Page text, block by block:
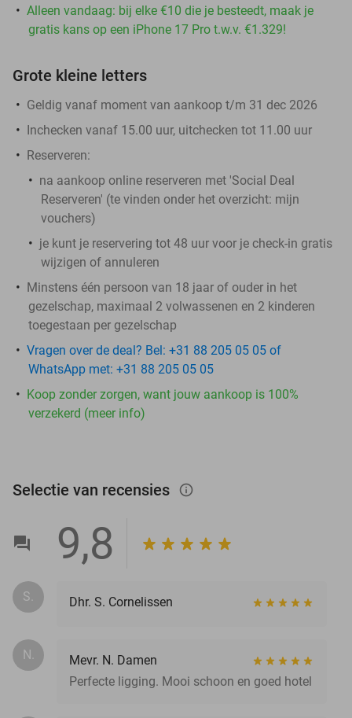
Alleen vandaag: bij elke €10 die je besteedt, maak je
gratis kans op een iPhone 17 Pro t.w.v. €1.329!
Grote kleine letters
Geldig vanaf moment van aankoop t/m 31 dec 2026
Inchecken vanaf 15.00 uur, uitchecken tot 11.00 uur
Reserveren:
na aankoop online reserveren met 'Social Deal
Reserveren' (te vinden onder het overzicht: mijn
vouchers)
je kunt je reservering tot 48 uur voor je check-in gratis
wijzigen of annuleren
Minstens één persoon van 18 jaar of ouder in het
gezelschap, maximaal 2 volwassenen en 2 kinderen
toegestaan per gezelschap
Vragen over de deal? Bel: +31 88 205 05 05 of
WhatsApp met: +31 88 205 05 05
Koop zonder zorgen, want jouw aankoop is 100%
verzekerd (meer info)
Selectie van recensies info_outlined
9,8
S. Dhr. S. Cornelissen
N.
Mevr. N. Damen
Perfecte ligging. Mooi schoon en goed hotel